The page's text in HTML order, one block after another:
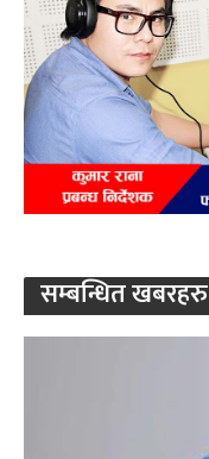
सम्बन्धित खबरहरु